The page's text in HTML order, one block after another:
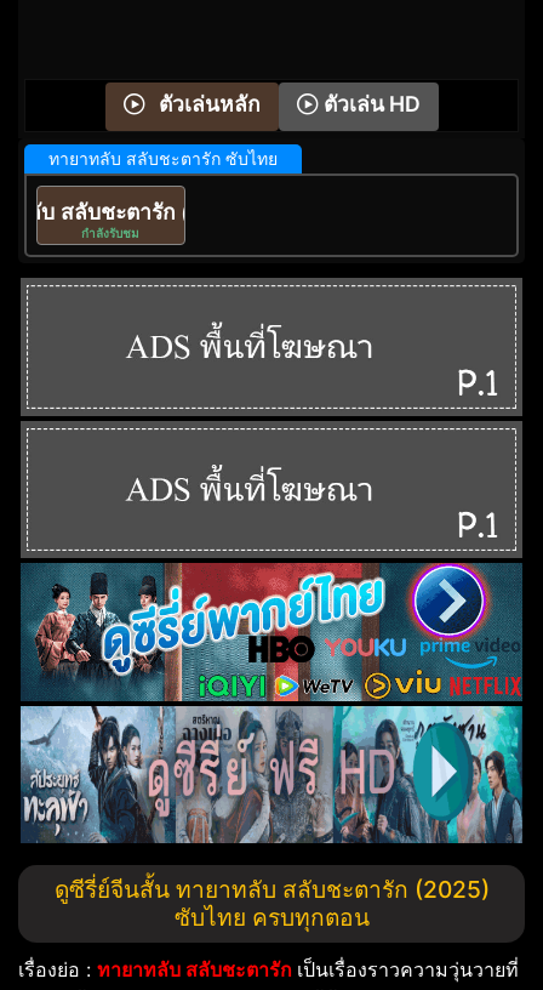
ตัวเล่นหลัก ตัวเล่น HD
ทายาทลับ สลับชะตารัก ซับไทย
ทลับ สลับชะตารัก (ซับไทย).ts
กำลังรับชม
ดูซีรี่ย์จีนสั้น ทายาทลับ สลับชะตารัก (2025)
ซับไทย ครบทุกตอน
เรื่องย่อ : ทายาทลับ สลับชะตารัก เป็นเรื่องราวความวุ่นวายที่